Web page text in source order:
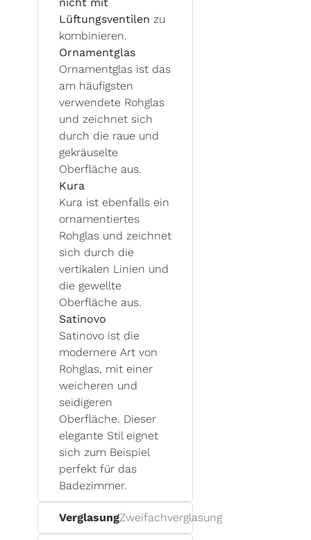
Lüftungsventilen zu
kombinieren.
Ornamentglas
Ornamentglas ist das
am häufigsten
verwendete Rohglas
und zeichnet sich
durch die raue und
gekräuselte
Oberfläche aus.
Kura
Kura ist ebenfalls ein
ornamentiertes
Rohglas und zeichnet
sich durch die
vertikalen Linien und
die gewellte
Oberfläche aus.
Satinovo
Satinovo ist die
modernere Art von
Rohglas, mit einer
weicheren und
seidigeren
Oberfläche. Dieser
elegante Stil eignet
sich zum Beispiel
perfekt für das
Badezimmer.
VerglasungZweifachverglasung